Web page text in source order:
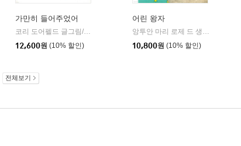
김영사
가만히 들어주었어
코리 도어펠드 글그림/신혜은 역
북뱅크
12,600원 (10% 할인)
어린 왕자
앙투안 마리 로제 드 생텍쥐페리 저/김화영 역
10,800원 (10% 할인)
전체보기